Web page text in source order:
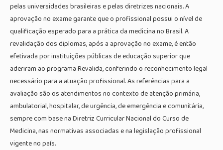
pelas universidades brasileiras e pelas diretrizes nacionais. A
aprovação no exame garante que o profissional possui o nível de
qualificação esperado para a prática da medicina no Brasil. A
revalidação dos diplomas, após a aprovação no exame, é então
efetivada por instituições públicas de educação superior que
aderiram ao programa Revalida, conferindo o reconhecimento legal
necessário para a atuação profissional. As referências para a
avaliação são os atendimentos no contexto de atenção primária,
ambulatorial, hospitalar, de urgência, de emergência e comunitária,
sempre com base na Diretriz Curricular Nacional do Curso de
Medicina, nas normativas associadas e na legislação profissional
vigente no país.